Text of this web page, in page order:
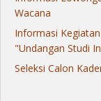
Wacana
Informasi Kegiatan
"Undangan Studi
Seleksi Calon